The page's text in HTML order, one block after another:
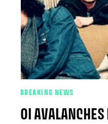
BREAKING NEWS
ΟΙ